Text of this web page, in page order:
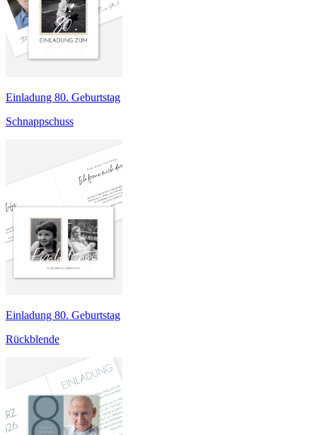
Einladung 80. Geburtstag
Schnappschuss
Einladung 80. Geburtstag
Rückblende